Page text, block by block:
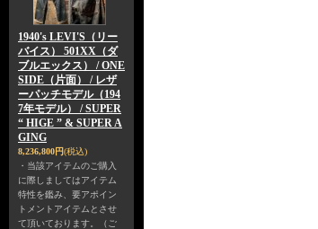
1940's LEVI'S（リー
バイス） 501XX（ダ
ブルエックス） / ONE
SIDE（片面） / レザ
ーパッチモデル（194
7年モデル） / SUPER
“ HIGE ” & SUPER A
GING
8,236,800円(税込)
・当該アイテムのご購入
に際しましてはアイテム
特性を鑑み、要アポイン
トメントアイテムとさせ
て頂いております。（ご